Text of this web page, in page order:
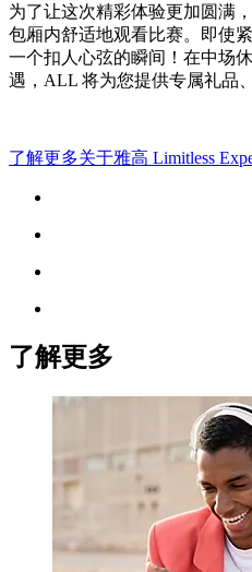
为了让这次精彩体验更加圆满
包厢内舒适地观看比赛。即使
一个扣人心弦的瞬间！在中场
遇，ALL 将为您提供专属礼品
了解更多关于雅高 Limitless
了解更多